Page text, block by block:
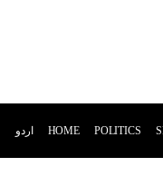
اردو HOME POLITICS